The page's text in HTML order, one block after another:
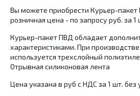
Вы можете приобрести Курьер-пакет
розничная цена - по запросу руб. за 1
Курьер-пакет ПВД обладает
характеристиками. При
используется трехслойный
Отрывная силиконовая лента
Цена указана в руб с НДС за 1 шт. без